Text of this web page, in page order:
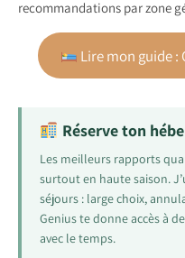
recommandations par zone
Lire mon guide :
Réserve ton
Les meilleurs rapports
surtout en haute saison.
séjours : large choix,
Genius te donne accès à
avec le temps.